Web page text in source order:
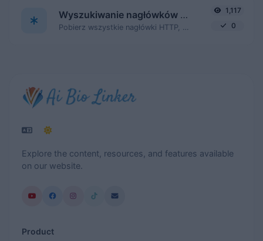
Wyszukiwanie nagłówków HTTP
Pobierz wszystkie nagłówki HTTP, które zwraca adres URL dla typowego żądania GET.
1,117
0
Explore the content, resources, and features available
on our website.
Product